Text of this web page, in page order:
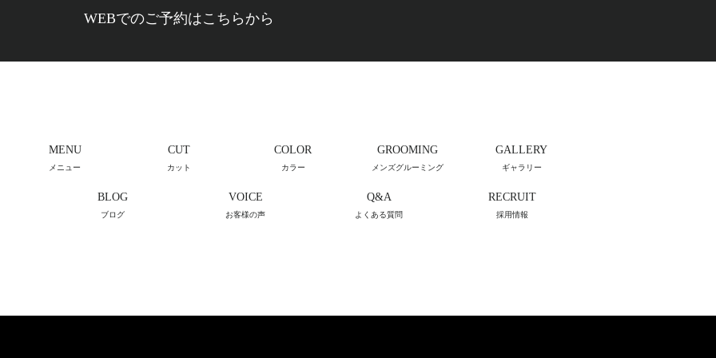
WEBでのご予約はこちらから
MENU
メニュー
CUT
カット
COLOR
カラー
GROOMING
メンズグルーミング
GALLERY
ギャラリー
BLOG
ブログ
VOICE
お客様の声
Q&A
よくある質問
RECRUIT
採用情報